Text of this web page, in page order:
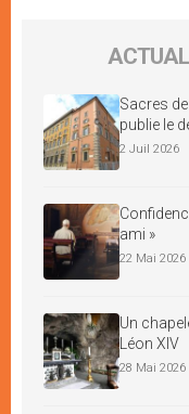
Sacres
publie le
2 Juil 2026
ami »
22 Mai 2026
Un
Léon XIV
28 Mai 2026